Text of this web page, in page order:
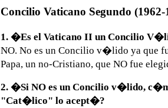
Concilio Vaticano Segundo
1. �Es el Vaticano II un Concilio
NO. No es un Concilio v�lido ya que
Papa, un no-Cristiano, que NO fue
2. �Si NO es un Concilio v�lido,
"Cat�lico" lo acept�?